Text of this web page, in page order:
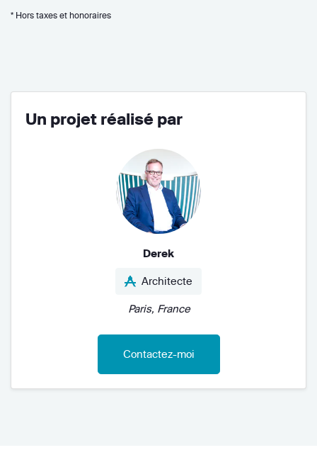
* Hors taxes et honoraires
Un projet réalisé par
Derek
Architecte
Paris, France
Contactez-moi